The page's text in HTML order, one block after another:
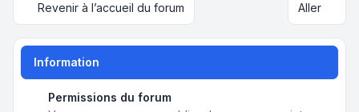
Revenir à l’accueil du forum Aller
Information
Permissions du forum